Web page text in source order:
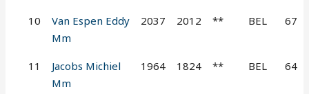
10
Van Espen Eddy
Mm
2037 2012 ** BEL 67
11
Jacobs Michiel
Mm
1964 1824 ** BEL 64